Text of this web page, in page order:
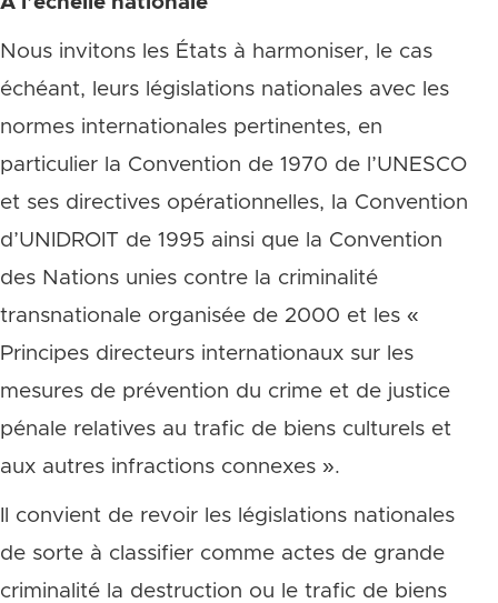
Nous invitons les États à harmoniser, le cas
échéant, leurs législations nationales avec les
normes internationales pertinentes, en
particulier la Convention de 1970 de l’UNESCO
et ses directives opérationnelles, la Convention
d’UNIDROIT de 1995 ainsi que la Convention
des Nations unies contre la criminalité
transnationale organisée de 2000 et les «
Principes directeurs internationaux sur les
mesures de prévention du crime et de justice
pénale relatives au trafic de biens culturels et
aux autres infractions connexes ».
Il convient de revoir les législations nationales
de sorte à classifier comme actes de grande
criminalité la destruction ou le trafic de biens